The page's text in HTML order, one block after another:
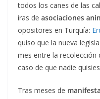
todos los canes de las
iras de asociaciones
opositores en Turquía:
quiso que la nueva
mes entre la recolección
caso de que nadie
Tras meses de